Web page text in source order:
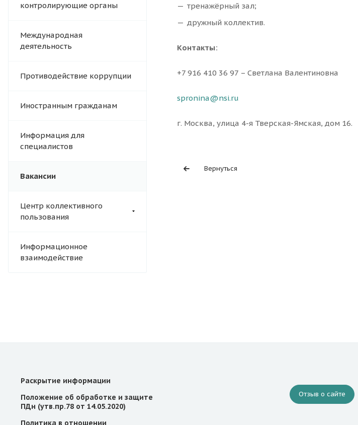
контролирующие органы
Международная
деятельность
Противодействие коррупции
Иностранным гражданам
Информация для
специалистов
Вакансии
Центр коллективного
пользования
Информационное
взаимодействие
тренажёрный зал;
дружный коллектив.
Контакты:
+7 916 410 36 97 – Светлана Валентиновна
spronina@nsi.ru
г. Москва, улица 4-я Тверская-Ямская, дом 16.
Вернуться
Раскрытие информации
Положение об обработке и защите
ПДн (утв.пр.78 от 14.05.2020)
Политика в отношении
Отзыв о сайте